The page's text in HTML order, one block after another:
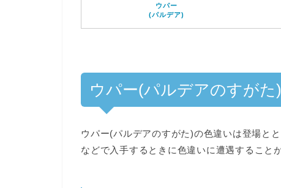
ウパー
(パルデア)
ウパー(パルデアのすが
ウパー(パルデアのすがた)の色違いは登場と
などで入手するときに色違いに遭遇すること